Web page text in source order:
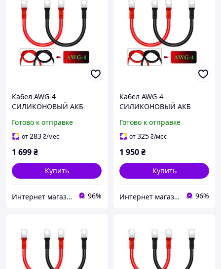
Кабел AWG-4
СИЛИКОНОВЫЙ АКБ
медный 25мм2 с
клеммами М8(медь) 2 шт
Готово к отправке
от283₴/мес
1 699₴
Купить
Интернет магазин GSM-V 96%
Кабел AWG-4
СИЛИКОНОВЫЙ АКБ
медный 25мм2 с
клеммами М8(медь) 2 шт
Готово к отправке
от325₴/мес
1 950₴
Купить
Интернет магазин GSM-V 96%